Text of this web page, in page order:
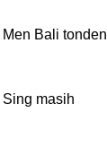
Bali tonden
masih